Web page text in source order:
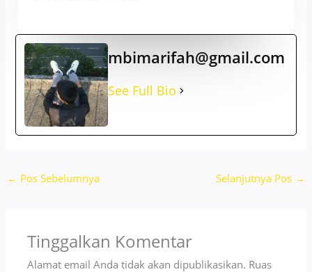
mbimarifah@gmail.com
See Full Bio
← Pos Sebelumnya Selanjutnya Pos →
Tinggalkan Komentar
Alamat email Anda tidak akan dipublikasikan. Ruas